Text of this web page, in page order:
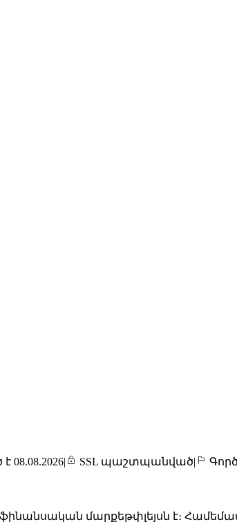
| SSL պաշտպանված|
մարքեթփլեյսն է։